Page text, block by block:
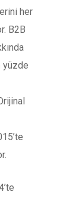
her
B2B
yüzde